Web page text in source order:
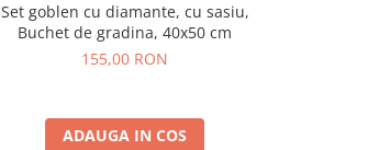
Set goblen cu diamante, cu sasiu,
Buchet de gradina, 40x50 cm
155,00 RON
ADAUGA IN COS